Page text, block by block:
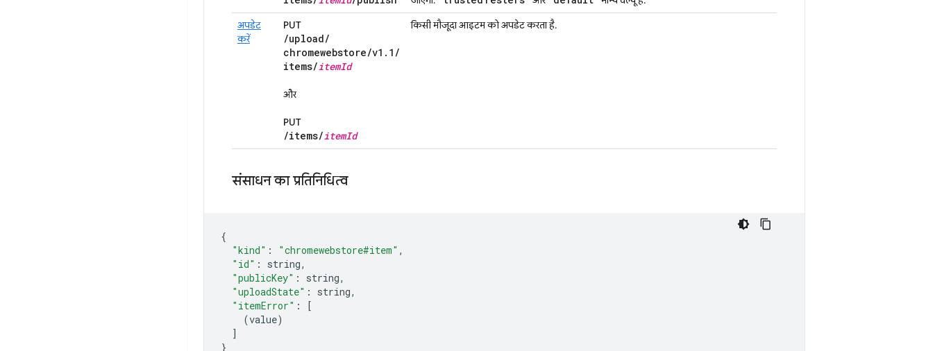
अपडेट
करें
PUT
/upload/
chromewebstore/v1 . 1 /
items/itemId
और
PUT
/items/itemId
किसी मौजूदा आइटम को अपडेट करता है.
संसाधन का प्रतिनिधित्व
{
"kind" : "chromewebstore#item" ,
"id" : string,
"publicKey" : string,
"uploadState" : string,
"itemError" :
[
(value)
]
}